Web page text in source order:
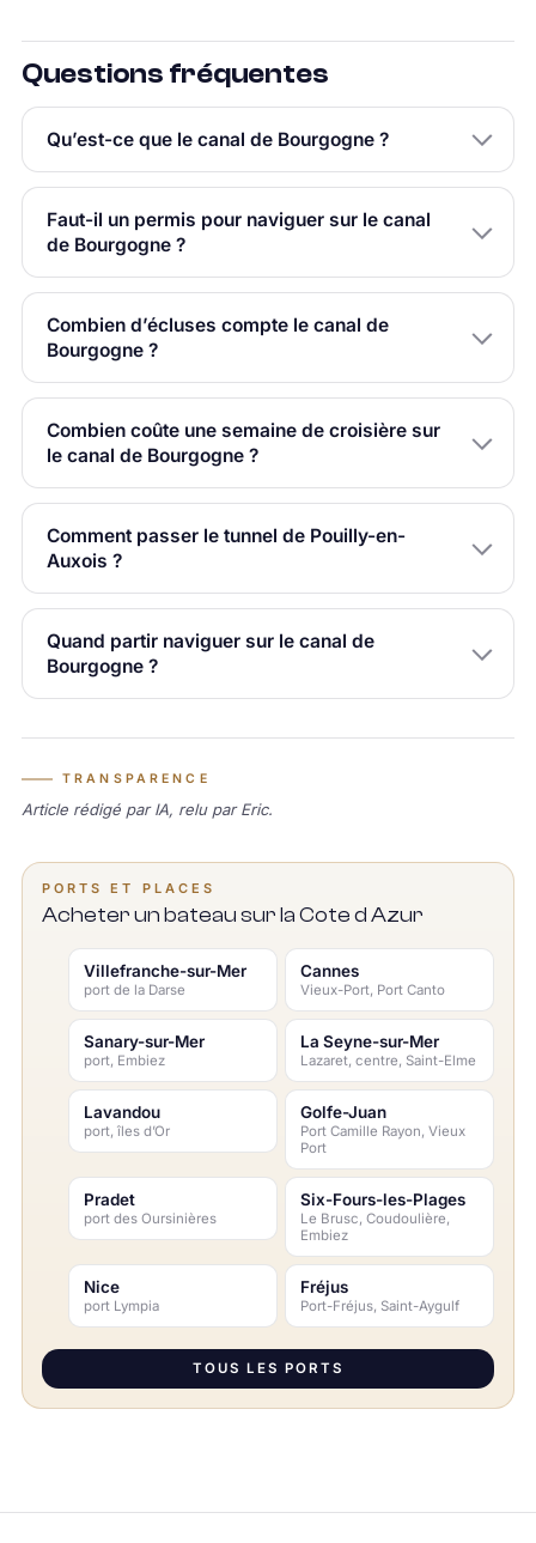
Questions fréquentes
Qu’est-ce que le canal de Bourgogne ?
Faut-il un permis pour naviguer sur le canal
de Bourgogne ?
Combien d’écluses compte le canal de
Bourgogne ?
Combien coûte une semaine de croisière sur
le canal de Bourgogne ?
Comment passer le tunnel de Pouilly-en-
Auxois ?
Quand partir naviguer sur le canal de
Bourgogne ?
TRANSPARENCE
Article rédigé par IA, relu par Eric.
PORTS ET PLACES
Acheter un bateau sur la Cote d Azur
Villefranche-sur-Mer
port de la Darse
Cannes
Vieux-Port, Port Canto
Sanary-sur-Mer
port, Embiez
La Seyne-sur-Mer
Lazaret, centre, Saint-Elme
Lavandou
port, îles d’Or
Golfe-Juan
Port Camille Rayon, Vieux
Port
Pradet
port des Oursinières
Six-Fours-les-Plages
Le Brusc, Coudoulière,
Embiez
Nice
port Lympia
Fréjus
Port-Fréjus, Saint-Aygulf
TOUS LES PORTS